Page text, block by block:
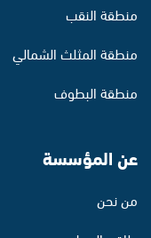
منطقة النقب
منطقة المثلث الشمالي
منطقة البطوف
عن المؤسسة
من نحن